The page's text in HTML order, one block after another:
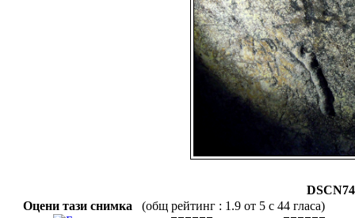
Оцени тази снимка
(общ рейтинг : 1.9 от 5 с 44 гласа)